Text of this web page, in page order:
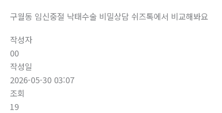
구월동 임신중절 낙태수술 비밀상담 쉬즈톡에서 비교해봐요
작성자
00
작성일
2026-05-30 03:07
조회
19